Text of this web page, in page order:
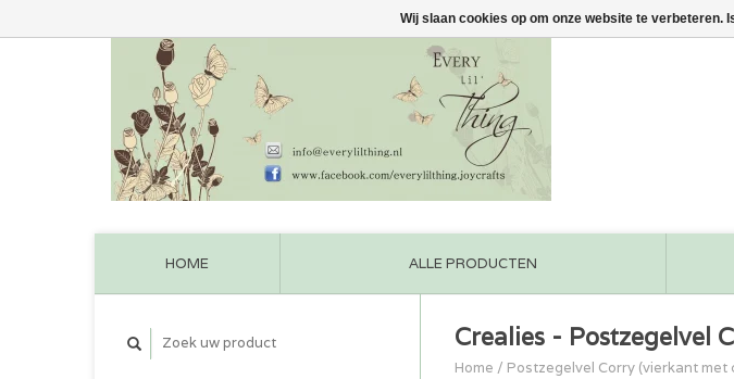
HOME ALLE PRODUCTEN
Crealies - Postzegelvel
Home / Postzegelvel Corry (vierkant met
Wij slaan cookies op om onze website te verbeteren.